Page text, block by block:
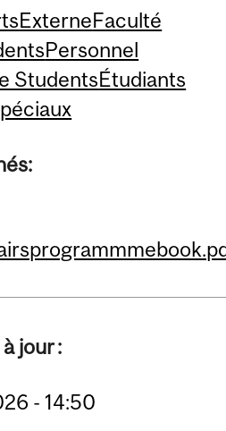
ExterneFaculté
Personnel
StudentsÉtudiants
jour :
- 14:50